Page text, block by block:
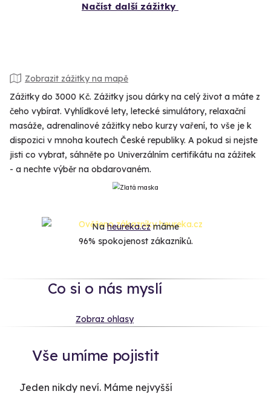
Načíst další zážitky
Zobrazit zážitky na mapě
Zážitky do 3000 Kč. Zážitky jsou dárky na celý život a máte z
čeho vybírat. Vyhlídkové lety, letecké simulátory, relaxační
masáže, adrenalinové zážitky nebo kurzy vaření, to vše je k
dispozici v mnoha koutech České republiky. A pokud si nejste
jisti co vybrat, sáhněte po Univerzálním certifikátu na zážitek
- a nechte výběr na obdarovaném.
Naheureka.czmáme
96% spokojenost zákazníků.
Co si o nás myslí
Zobraz ohlasy
Vše umíme pojistit
Jeden nikdy neví. Máme nejvyšší